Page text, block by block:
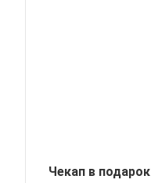
Чекап в подарок